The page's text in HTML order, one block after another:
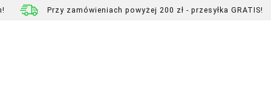
Przy zamówieniach powyżej 200 zł - przesyłka GRATIS!